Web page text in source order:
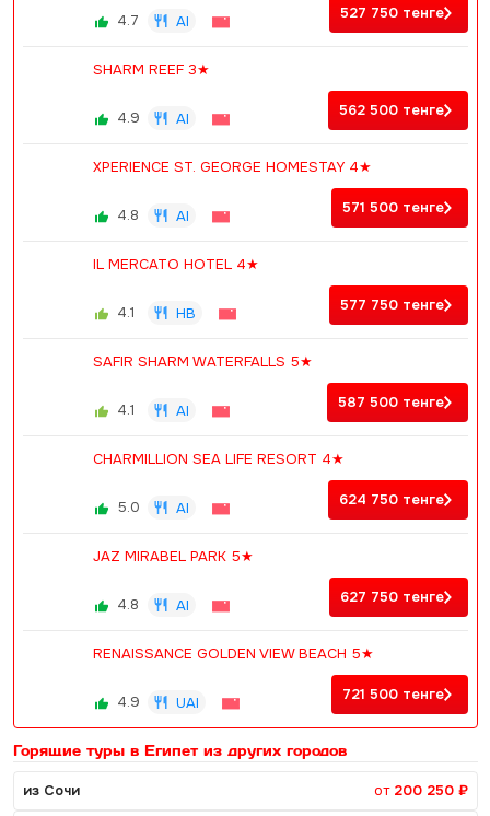
4.7 AI 527 750 тенге
SHARM REEF 3★
4.9 AI 562 500 тенге
XPERIENCE ST. GEORGE HOMESTAY 4★
4.8 AI 571 500 тенге
IL MERCATO HOTEL 4★
4.1 HB 577 750 тенге
SAFIR SHARM WATERFALLS 5★
4.1 AI 587 500 тенге
CHARMILLION SEA LIFE RESORT 4★
5.0 AI 624 750 тенге
JAZ MIRABEL PARK 5★
4.8 AI 627 750 тенге
RENAISSANCE GOLDEN VIEW BEACH 5★
4.9 UAI 721 500 тенге
Горящие туры в Египет из других городов
из Сочи от 200 250 ₽